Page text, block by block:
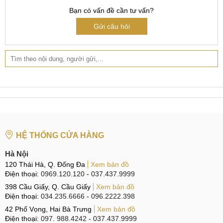
Dấu hiệu cần thay Camera điện thoại Realme 12 Pro
Lý do khiến Realme 12 Pro hỏng Camera
Camera trước hay sau đều rất quan trọng với điện
Bạn không may làm rơi điện thoại từ trên cao xuống
hỏng nặng.
Sử dụng Camera trong môi trường ẩm ướt, dưới trời
mưa quá lâu nhưng không có phụ kiện bảo vệ làm cho
nước xâm nhập vào bên trong.
Để Realme 12 Pro trong túi xách với những đồ vật sắc
Bạn có vấn đề cần tư vấn?
Gửi câu hỏi
HỆ THỐNG CỬA HÀNG
Hà Nội
120 Thái Hà, Q. Đống Đa
Xem bản đồ
Điện thoại: 0969.120.120 - 037.437.9999
398 Cầu Giấy, Q. Cầu Giấy
Xem bản đồ
Điện thoại: 034.235.6666 - 096.2222.398
42 Phố Vọng, Hai Bà Trưng
Xem bản đồ
Điện thoại: 097. 988.4242 - 037.437.9999